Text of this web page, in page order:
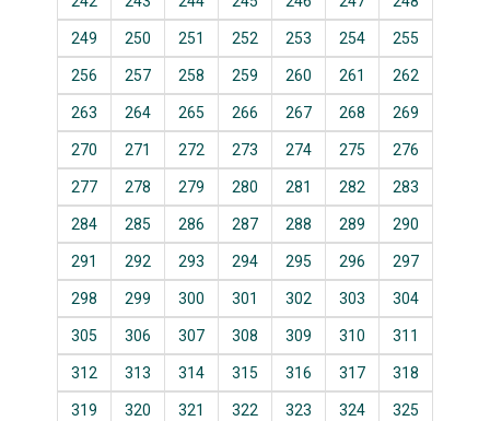
249 250 251 252 253 254 255
256 257 258 259 260 261 262
263 264 265 266 267 268 269
270 271 272 273 274 275 276
277 278 279 280 281 282 283
284 285 286 287 288 289 290
291 292 293 294 295 296 297
298 299 300 301 302 303 304
305 306 307 308 309 310 311
312 313 314 315 316 317 318
319 320 321 322 323 324 325